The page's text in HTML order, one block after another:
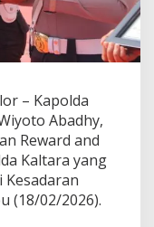
– Kapolda
Abadhy,
Reward and
Kaltara yang
(18/02/2026).